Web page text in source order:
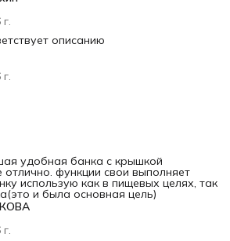
описанию
удобная банка с крышкой
отлично. функции свои выполняет
использую как в пищевых целях, так
и была основная цель)